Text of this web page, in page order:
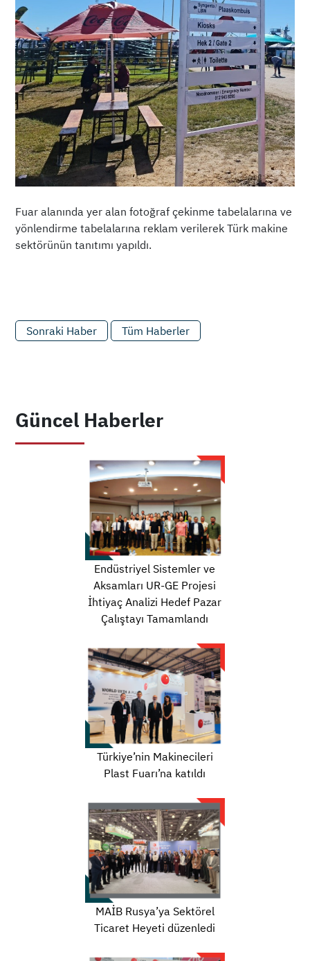
Fuar alanında yer alan fotoğraf çekinme tabelalarına ve
yönlendirme tabelalarına reklam verilerek Türk makine
sektörünün tanıtımı yapıldı.
Sonraki Haber Tüm Haberler
Güncel Haberler
Endüstriyel Sistemler ve
Aksamları UR-GE Projesi
İhtiyaç Analizi Hedef Pazar
Çalıştayı Tamamlandı
Türkiye’nin Makinecileri
Plast Fuarı’na katıldı
MAİB Rusya’ya Sektörel
Ticaret Heyeti düzenledi